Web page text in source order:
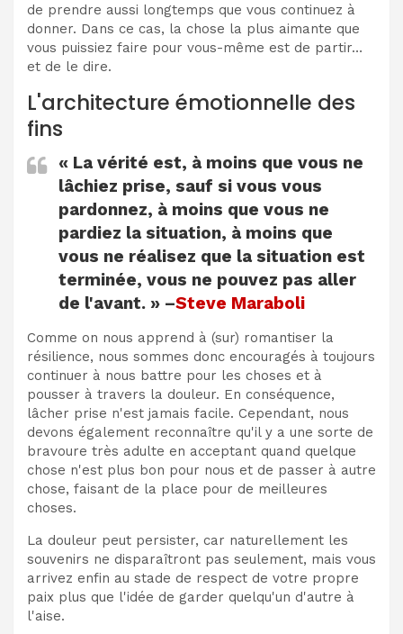
de prendre aussi longtemps que vous continuez à
donner. Dans ce cas, la chose la plus aimante que
vous puissiez faire pour vous-même est de partir…
et de le dire.
L'architecture émotionnelle des
fins
« La vérité est, à moins que vous ne
lâchiez prise, sauf si vous vous
pardonnez, à moins que vous ne
pardiez la situation, à moins que
vous ne réalisez que la situation est
terminée, vous ne pouvez pas aller
de l'avant. » –Steve Maraboli
Comme on nous apprend à (sur) romantiser la
résilience, nous sommes donc encouragés à toujours
continuer à nous battre pour les choses et à
pousser à travers la douleur. En conséquence,
lâcher prise n'est jamais facile. Cependant, nous
devons également reconnaître qu'il y a une sorte de
bravoure très adulte en acceptant quand quelque
chose n'est plus bon pour nous et de passer à autre
chose, faisant de la place pour de meilleures
choses.
La douleur peut persister, car naturellement les
souvenirs ne disparaîtront pas seulement, mais vous
arrivez enfin au stade de respect de votre propre
paix plus que l'idée de garder quelqu'un d'autre à
l'aise.